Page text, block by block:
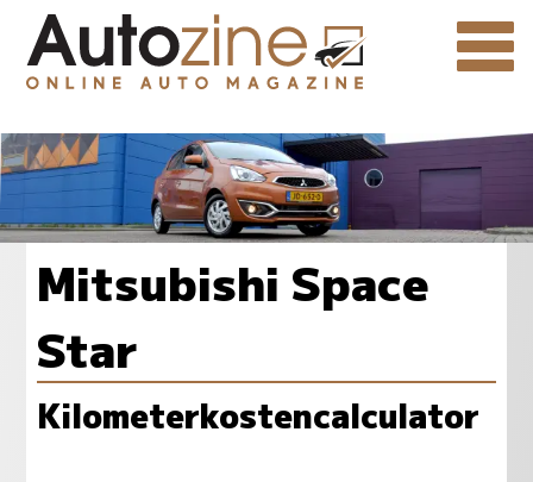
Mitsubishi Space
Star
Kilometerkostencalculator